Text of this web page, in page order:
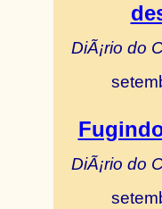
DiÃ¡rio do
DiÃ¡rio do